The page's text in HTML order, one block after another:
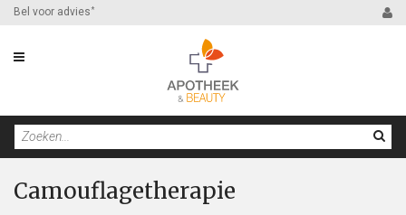
Bel voor advies *
Camouflagetherapie